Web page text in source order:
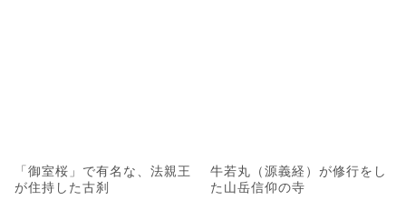
「御室桜」で有名な、法親王
が住持した古刹
牛若丸（源義経）が修行をし
た山岳信仰の寺